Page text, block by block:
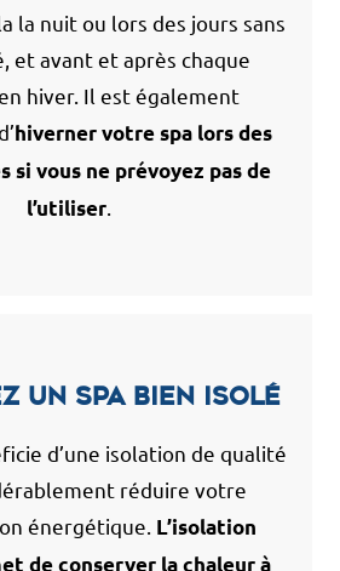
la nuit ou lors des jours sans
et avant et après chaque
hiver. Il est également
hiverner votre spa lors des
si vous ne prévoyez pas de
l’utiliser
un spa bien isolé
d’une isolation de qualité
réduire votre
énergétique. L’isolation
de conserver la chaleur à